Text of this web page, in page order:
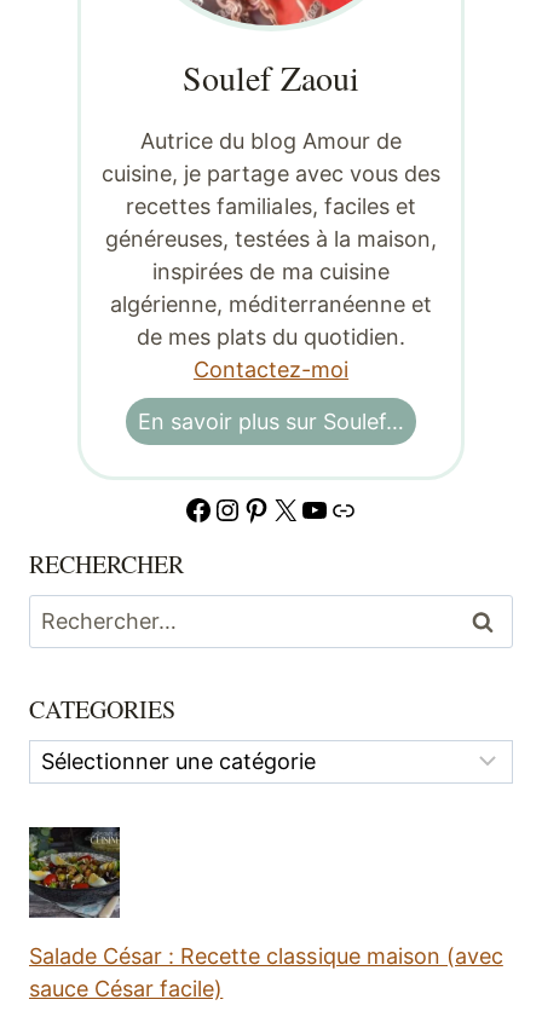
Soulef Zaoui
Autrice du blog Amour de
cuisine, je partage avec vous des
recettes familiales, faciles et
généreuses, testées à la maison,
inspirées de ma cuisine
algérienne, méditerranéenne et
de mes plats du quotidien.
Contactez-moi
En savoir plus sur Soulef…
Facebook
Instagram
Pinterest
X YouTube
Lien
RECHERCHER
Rechercher :
CATEGORIES
Categories
Salade César : Recette classique maison (avec
sauce César facile)